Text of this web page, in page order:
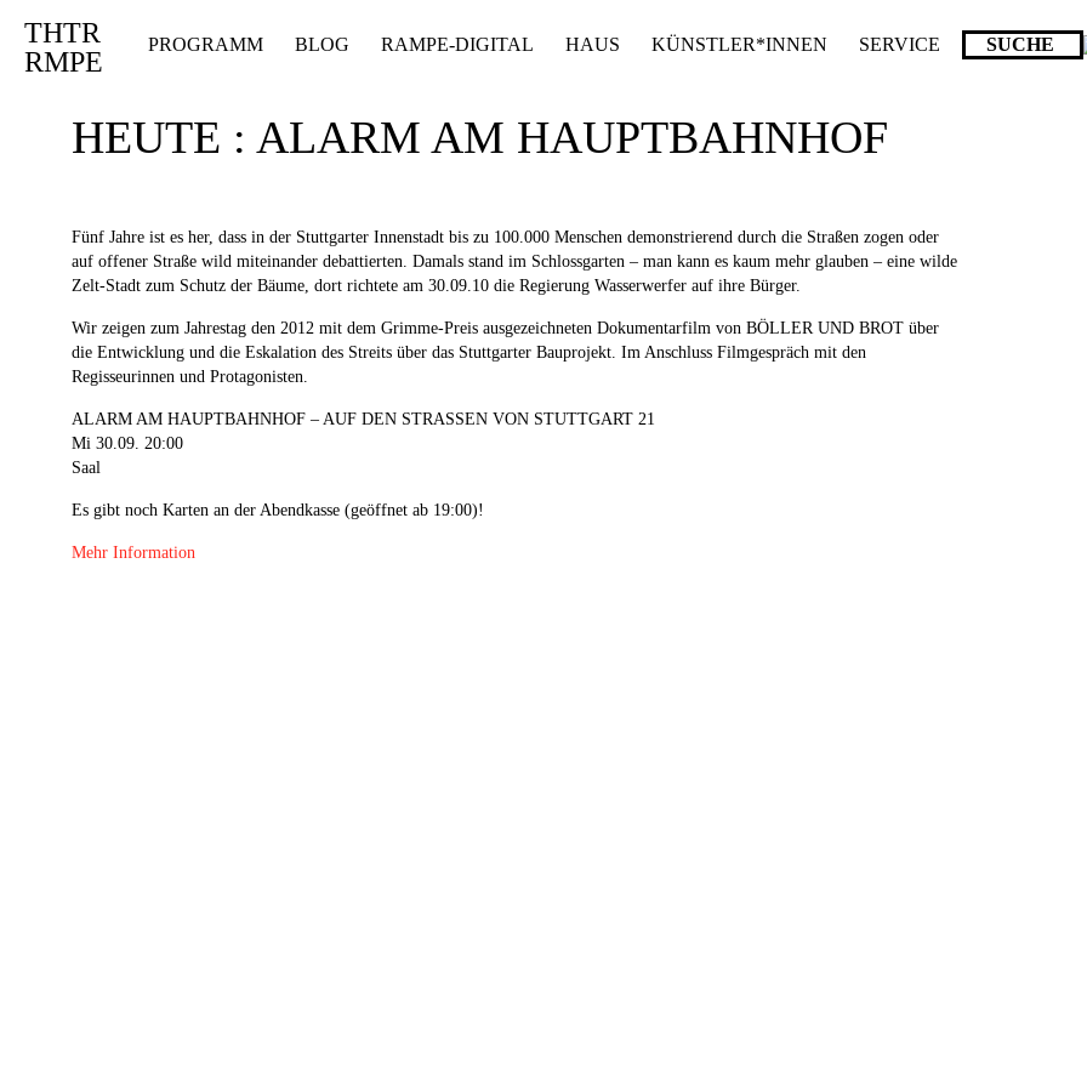
Deprecated : Die Funktion post_permalink ist seit Version 4.4.0 veraltet! Verwende stattdessen get_permalink(). in/homepages/10/d43051023/htdocs/
THTR
RMPE
PROGRAMM BLOG RAMPE-DIGITAL HAUS KÜNSTLER*INNEN SERVICE
HEUTE : ALARM AM HAUPTBAHNHOF
Fünf Jahre ist es her, dass in der Stuttgarter Innenstadt bis zu 100.000 Menschen demonstrierend durch die Straßen zogen oder
auf offener Straße wild miteinander debattierten. Damals stand im Schlossgarten – man kann es kaum mehr glauben – eine wilde
Zelt-Stadt zum Schutz der Bäume, dort richtete am 30.09.10 die Regierung Wasserwerfer auf ihre Bürger.
Wir zeigen zum Jahrestag den 2012 mit dem Grimme-Preis ausgezeichneten Dokumentarfilm von BÖLLER UND BROT über
die Entwicklung und die Eskalation des Streits über das Stuttgarter Bauprojekt. Im Anschluss Filmgespräch mit den
Regisseurinnen und Protagonisten.
ALARM AM HAUPTBAHNHOF – AUF DEN STRASSEN VON STUTTGART 21
Mi 30.09. 20:00
Saal
Es gibt noch Karten an der Abendkasse (geöffnet ab 19:00)!
Mehr Information